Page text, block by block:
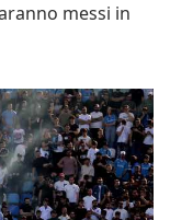
messi in